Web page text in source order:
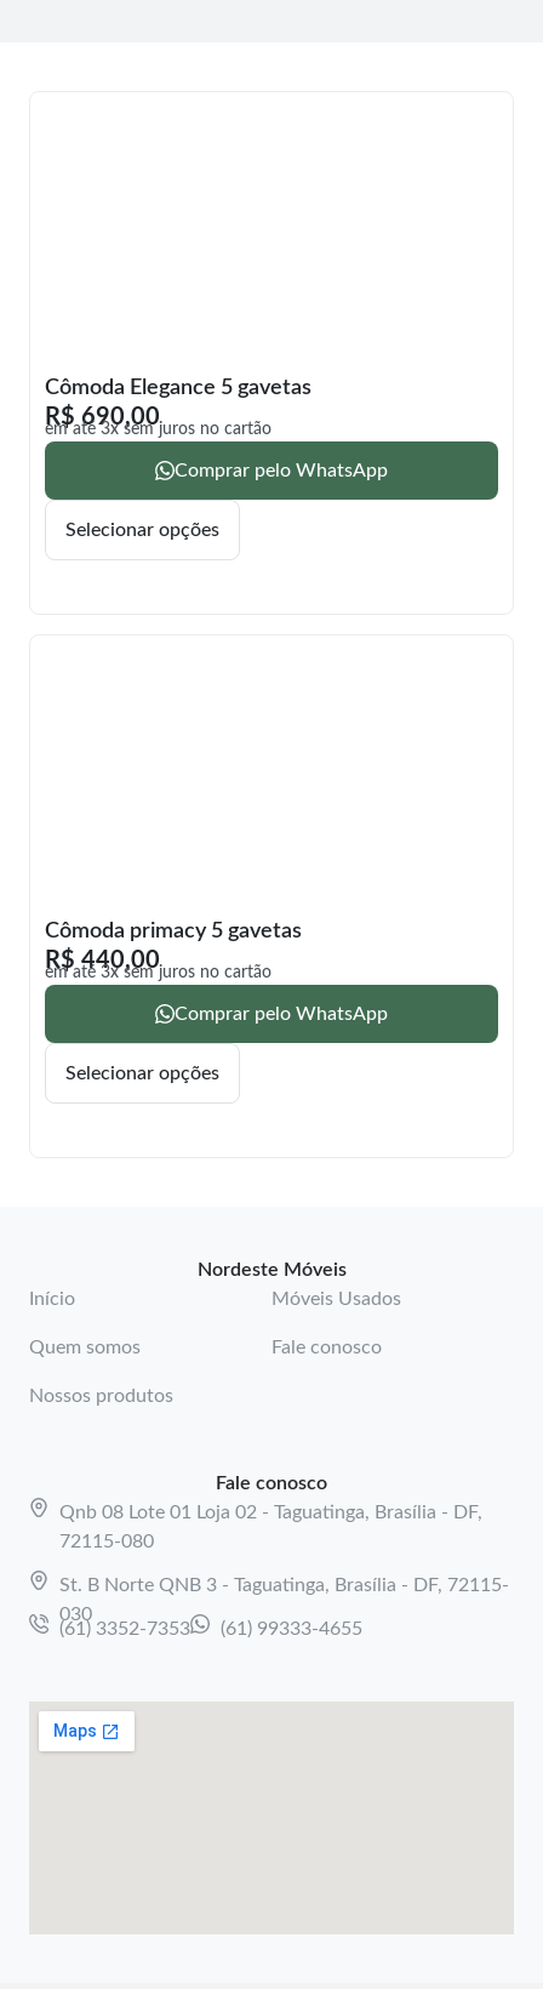
Cômoda Elegance 5 gavetas
R$ 690,00
em até 3x sem juros no cartão
Comprar pelo WhatsApp
Selecionar opções
Cômoda primacy 5 gavetas
R$ 440,00
em até 3x sem juros no cartão
Comprar pelo WhatsApp
Selecionar opções
Nordeste Móveis
Início
Quem somos
Nossos produtos
Móveis Usados
Fale conosco
Fale conosco
Qnb 08 Lote 01 Loja 02 - Taguatinga, Brasília - DF,
72115-080
St. B Norte QNB 3 - Taguatinga, Brasília - DF, 72115-
030
(61) 3352-7353 (61) 99333-4655